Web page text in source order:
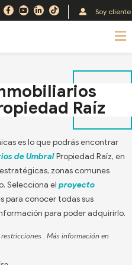
F
a
c
Y
o
u
L
i
n
T
i
k
Soy cliente
Raíz
es lo que podrás encontrar
de UmbralPropiedad Raíz, en
zonas comunes
Selecciona el proyecto
para conocer todas sus
para poder adquirirlo.
. Más información en